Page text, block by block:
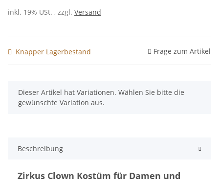
inkl. 19% USt. , zzgl. Versand
Knapper Lagerbestand Frage zum Artikel
x
Dieser Artikel hat Variationen. Wählen Sie bitte die
gewünschte Variation aus.
Beschreibung
Zirkus Clown Kostüm für Damen und